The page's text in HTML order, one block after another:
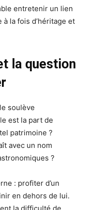
entretenir un lien
la fois d’héritage et
la question
soulève
est la part de
patrimoine ?
avec un nom
?
: profiter d’un
en dehors de lui.